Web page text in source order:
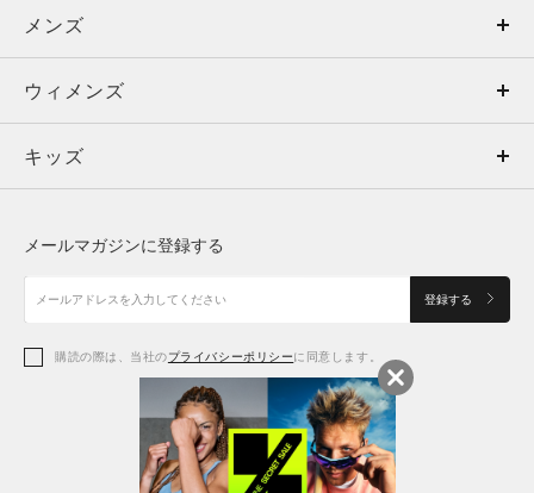
メンズ
ウィメンズ
キッズ
アクセサリー
メンズ
トップス
ボトムス
アクセサリー
ウィメンズ
トップス
シューズ
アクセサリー
キッズ
シューズ
メールマガジンに登録する
登録する
購読の際は、当社のプライバシーポリシーに同意します。